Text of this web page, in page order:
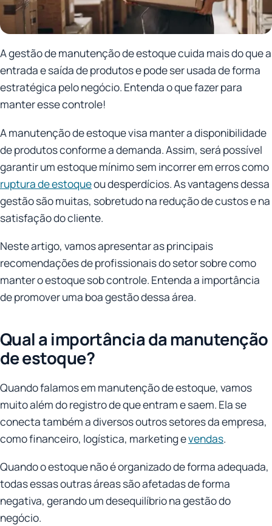
A gestão de manutenção de estoque cuida mais do que a
entrada e saída de produtos e pode ser usada de forma
estratégica pelo negócio. Entenda o que fazer para
manter esse controle!
A manutenção de estoque visa manter a disponibilidade
de produtos conforme a demanda. Assim, será possível
garantir um estoque mínimo sem incorrer em erros como
ruptura de estoqueou desperdícios. As vantagens dessa
gestão são muitas, sobretudo na redução de custos e na
satisfação do cliente.
Neste artigo, vamos apresentar as principais
recomendações de profissionais do setor sobre como
manter o estoque sob controle. Entenda a importância
de promover uma boa gestão dessa área.
Qual a importância da manutenção
de estoque?
Quando falamos em manutenção de estoque, vamos
muito além do registro de que entram e saem. Ela se
conecta também a diversos outros setores da empresa,
como financeiro, logística, marketing evendas.
Quando o estoque não é organizado de forma adequada,
todas essas outras áreas são afetadas de forma
negativa, gerando um desequilíbrio na gestão do
negócio.